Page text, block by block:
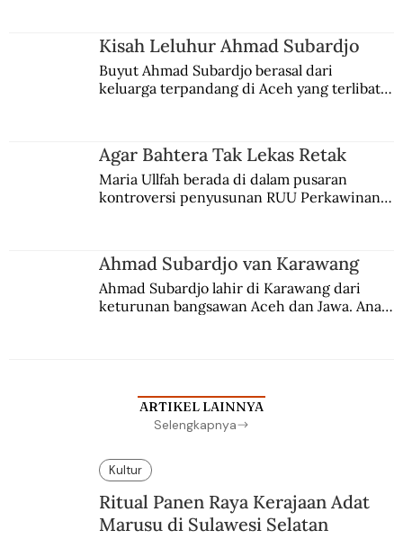
Kisah Leluhur Ahmad Subardjo
Buyut Ahmad Subardjo berasal dari
keluarga terpandang di Aceh yang terlibat
Agar Bahtera Tak Lekas Retak
Maria Ullfah berada di dalam pusaran
kontroversi penyusunan RUU Perkawinan.
Ahmad Subardjo van Karawang
Ahmad Subardjo lahir di Karawang dari
keturunan bangsawan Aceh dan Jawa. Anak
ARTIKEL LAINNYA
Selengkapnya
Kultur
Ritual Panen Raya Kerajaan Adat
Marusu di Sulawesi Selatan